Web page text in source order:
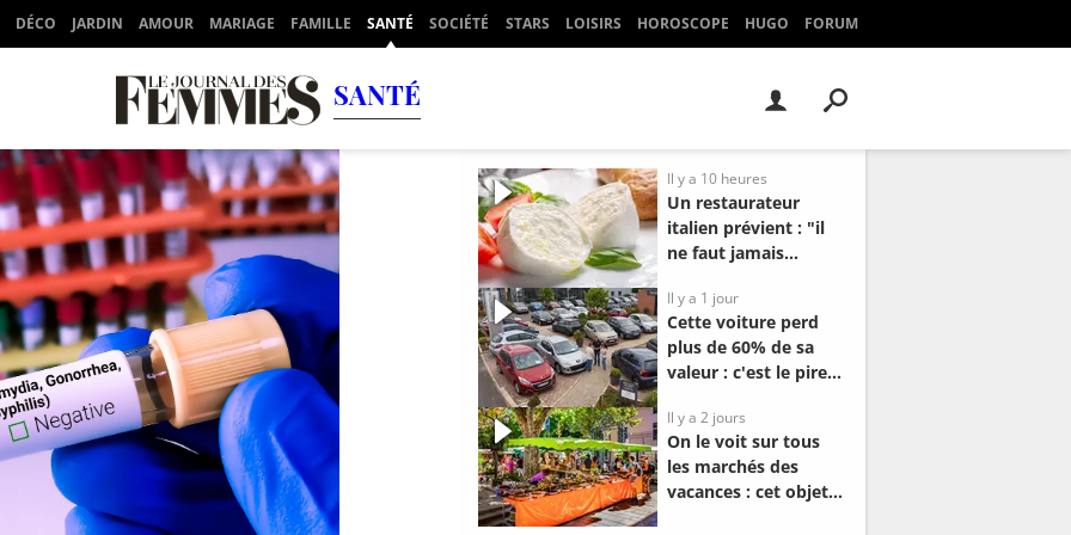
DÉCO JARDIN AMOUR MARIAGE FAMILLE SANTÉ SOCIÉTÉ STARS LOISIRS HOROSCOPE HUGO FORUM
SANTÉ
Il y a 10 heures
Un restaurateur
italien prévient : "il
ne faut jamais
mozzarella qui..."
Il y a 1 jour
Cette voiture perd
plus de 60% de sa
valeur : c'est le pire
en occasion
Il y a 2 jours
On le voit sur tous
les marchés des
vacances : cet objet